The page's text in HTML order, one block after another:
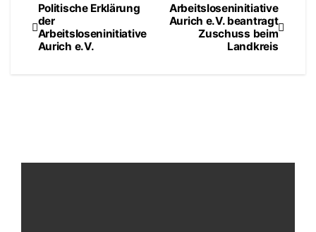
BeitragsnavigationArbeitsloseninitiative
Aurich e.V. beantragt
Zuschuss beim
Landkreis
Politische Erklärung
der
Arbeitsloseninitiative
Aurich e.V.